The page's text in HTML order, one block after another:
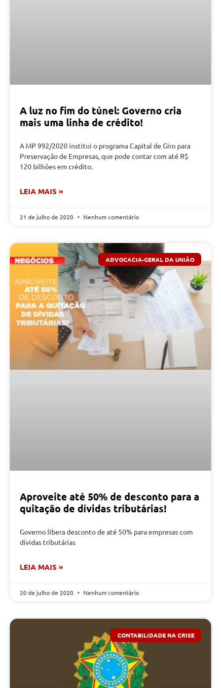
A luz no fim do túnel: Governo cria
mais uma linha de crédito!
A MP 992/2020 institui o programa Capital de Giro para
Preservação de Empresas, que pode contar com até R$
120 bilhões em crédito.
LEIA MAIS »
21 de julho de 2020 Nenhum comentário
ADVOCACIA-GERAL DA UNIÃO
Aproveite até 50% de desconto para a
quitação de dívidas tributárias!
Governo libera desconto de até 50% para empresas com
dívidas tributárias
LEIA MAIS »
20 de julho de 2020 Nenhum comentário
CONTABILIDADE NA CRISE